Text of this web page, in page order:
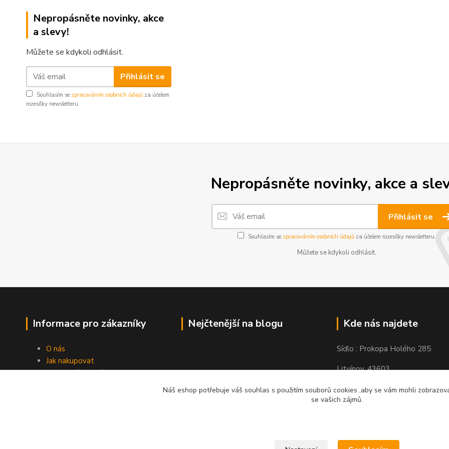
Nepropásněte novinky, akce
a slevy!
Můžete se kdykoli odhlásit.
Přihlásit se
Souhlasím se zpracováním osobních údajů za účelem
rozesílky newsletteru.
Nepropásněte novinky, akce a
Přihlásit se
Souhlasím se zpracováním osobních údajů za účelem rozesílky newsletteru.
Můžete se kdykoli odhlásit.
Informace pro zákazníky
O nás
Jak nakupovat
Obchodní podmínky
Nejčtenější na blogu Kde nás najdete
Sídlo : Prokopa Holého 285
Litvínov, 43603
Výdejní místo: Chudeřínská 109
Náš eshop potřebuje váš souhlas s použitím souborů cookies ,aby se vám mohli
se vašich zájmů.